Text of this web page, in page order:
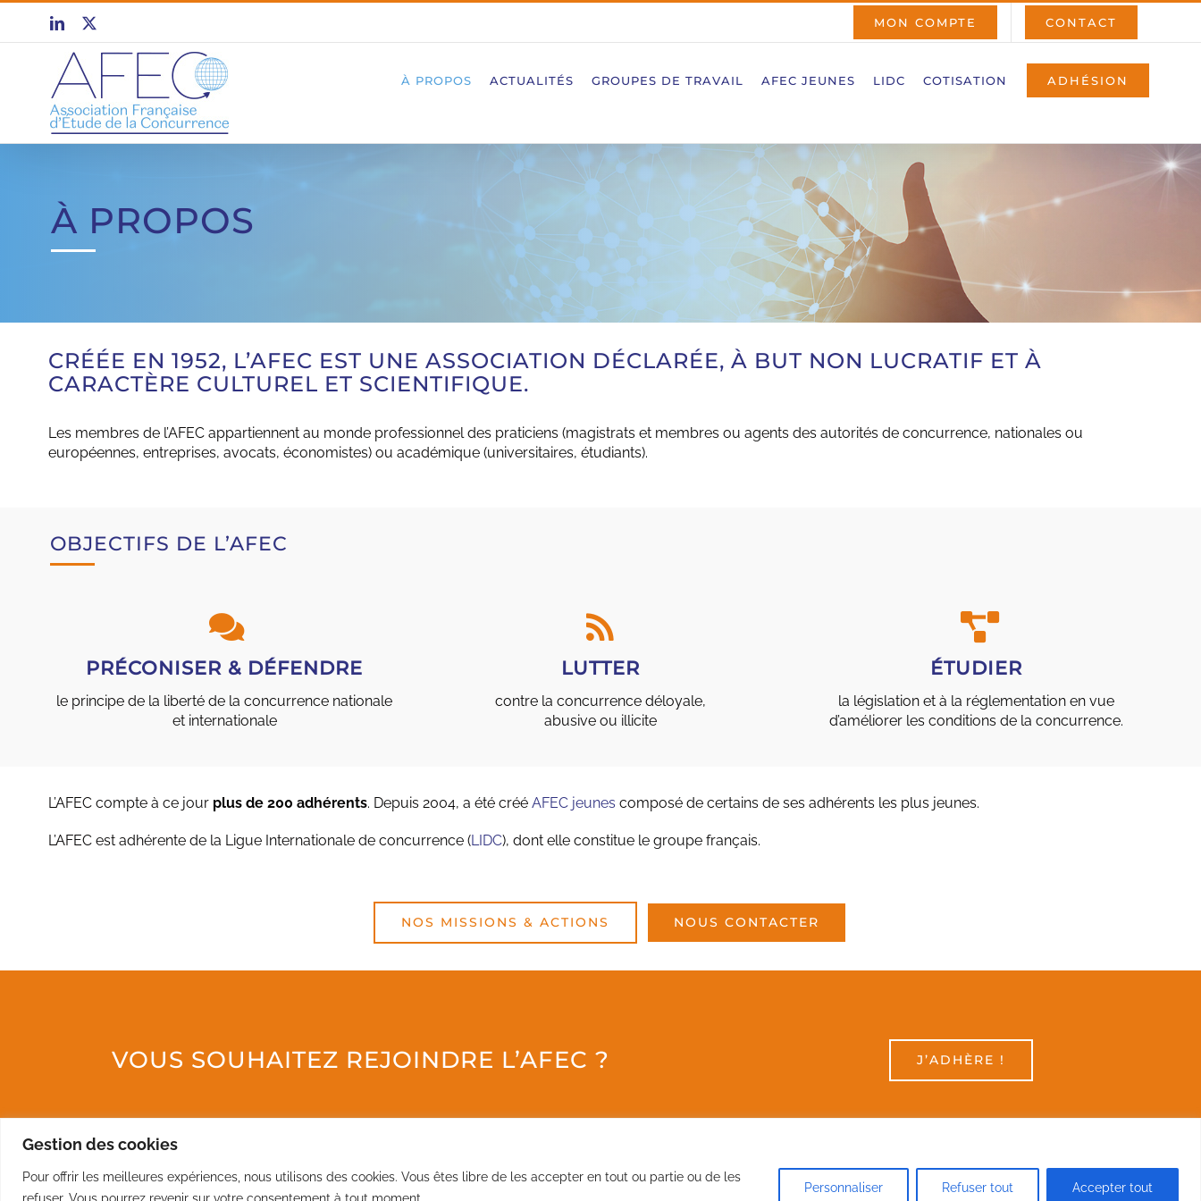
Gestion des cookies
Pour offrir les meilleures expériences, nous utilisons des cookies. Vous êtes libre de les accepter en tout ou partie ou de les
refuser. Vous pourrez revenir sur votre consentement à tout moment.
Personnaliser Refuser tout Accepter tout
Passer
contenu
LinkedIn
X MON COMPTE CONTACT
À PROPOS ACTUALITÉS GROUPES DE TRAVAIL AFEC JEUNES LIDC COTISATION ADHÉSION
À PROPOS
CRÉÉE EN 1952, L’AFEC EST UNE ASSOCIATION DÉCLARÉE, À BUT NON LUCRATIF ET À
CARACTÈRE CULTUREL ET SCIENTIFIQUE.
Les membres de l’AFEC appartiennent au monde professionnel des praticiens (magistrats et membres ou agents des autorités de concurrence, nationales ou
européennes, entreprises, avocats, économistes) ou académique (universitaires, étudiants).
OBJECTIFS DE L’AFEC
PRÉCONISER & DÉFENDRE
le principe de la liberté de la concurrence nationale
et internationale
LUTTER
contre la concurrence déloyale,
abusive ou illicite
ÉTUDIER
la législation et à la réglementation en vue
d’améliorer les conditions de la concurrence.
L’AFEC compte à ce jour plus de 200 adhérents. Depuis 2004, a été créé AFEC jeunes composé de certains de ses adhérents les plus jeunes.
L’AFEC est adhérente de la Ligue Internationale de concurrence (LIDC), dont elle constitue le groupe français.
NOS MISSIONS & ACTIONS NOUS CONTACTER
VOUS SOUHAITEZ REJOINDRE L’AFEC ? J’ADHÈRE !
© Copyright 2022 - | Tous droits réservés | Mentions légales|Plan du site| Réalisé par